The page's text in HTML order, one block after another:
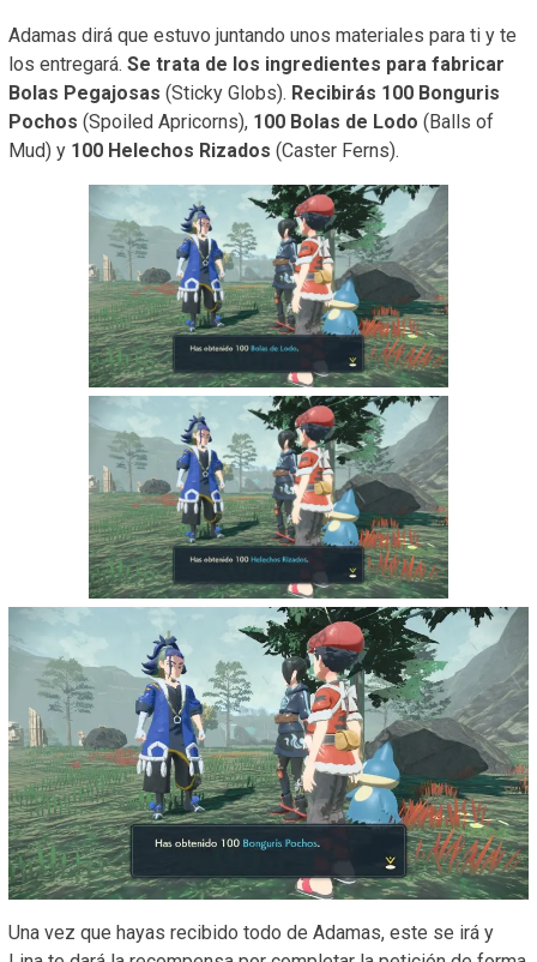
Adamas dirá que estuvo juntando unos materiales para ti y te
los entregará. Se trata de los ingredientes para fabricar
Bolas Pegajosas (Sticky Globs). Recibirás 100 Bonguris
Pochos (Spoiled Apricorns), 100 Bolas de Lodo (Balls of
Mud) y 100 Helechos Rizados (Caster Ferns).
Una vez que hayas recibido todo de Adamas, este se irá y